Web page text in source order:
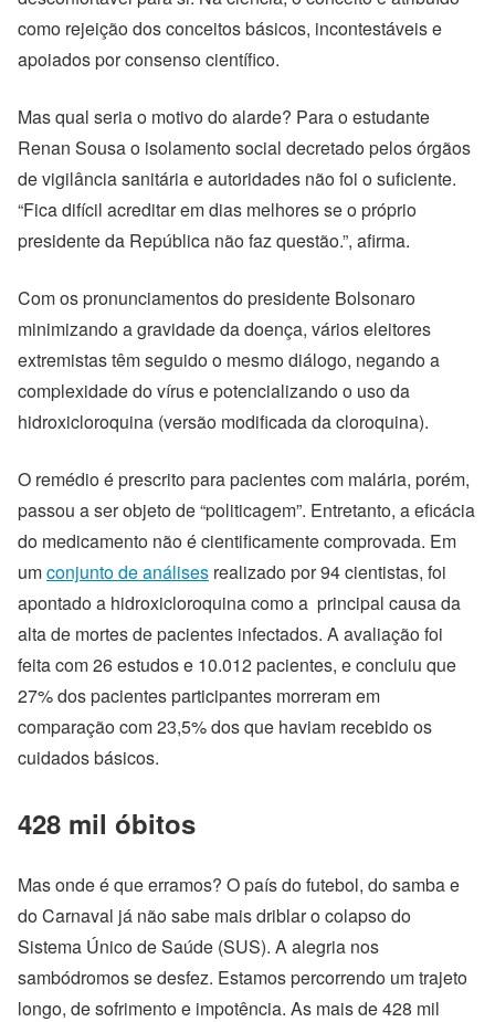
como rejeição dos conceitos básicos, incontestáveis e
apoiados por consenso científico.
Mas qual seria o motivo do alarde? Para o estudante
Renan Sousa o isolamento social decretado pelos órgãos
de vigilância sanitária e autoridades não foi o suficiente.
“Fica difícil acreditar em dias melhores se o próprio
presidente da República não faz questão.”, afirma.
Com os pronunciamentos do presidente Bolsonaro
minimizando a gravidade da doença, vários eleitores
extremistas têm seguido o mesmo diálogo, negando a
complexidade do vírus e potencializando o uso da
hidroxicloroquina (versão modificada da cloroquina).
O remédio é prescrito para pacientes com malária, porém,
passou a ser objeto de “politicagem”. Entretanto, a eficácia
do medicamento não é cientificamente comprovada. Em
umconjunto de análises realizado por 94 cientistas, foi
apontado a hidroxicloroquina como a principal causa da
alta de mortes de pacientes infectados. A avaliação foi
feita com 26 estudos e 10.012 pacientes, e concluiu que
27% dos pacientes participantes morreram em
comparação com 23,5% dos que haviam recebido os
cuidados básicos.
428 mil óbitos
Mas onde é que erramos? O país do futebol, do samba e
do Carnaval já não sabe mais driblar o colapso do
Sistema Único de Saúde (SUS). A alegria nos
sambódromos se desfez. Estamos percorrendo um trajeto
longo, de sofrimento e impotência. As mais de 428 mil